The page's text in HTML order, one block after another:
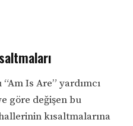
Is Are” yardımcı
göre değişen bu
kısaltmalarına